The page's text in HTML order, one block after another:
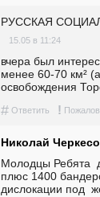
РУССКАЯ
15.05 в 11:24
вчера был
менее 60-70 км²
освобождения
# Ответить !
Николай
Молодцы Ребята
плюс 1400
дислокации под